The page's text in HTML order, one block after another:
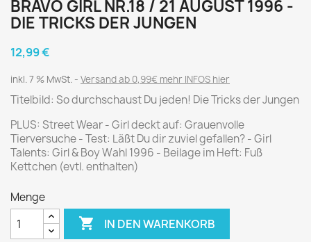
BRAVO GIRL NR.18 / 21 AUGUST 1996 -
DIE TRICKS DER JUNGEN
12,99 €
inkl. 7 % MwSt. Versand ab 0,99€ mehr INFOS hier
Titelbild: So durchschaust Du jeden! Die Tricks der Jungen
PLUS: Street Wear - Girl deckt auf: Grauenvolle
Tierversuche - Test: Läßt Du dir zuviel gefallen? - Girl
Talents: Girl & Boy Wahl 1996 - Beilage im Heft: Fuß
Kettchen (evtl. enthalten)
Menge
 IN DEN WARENKORB